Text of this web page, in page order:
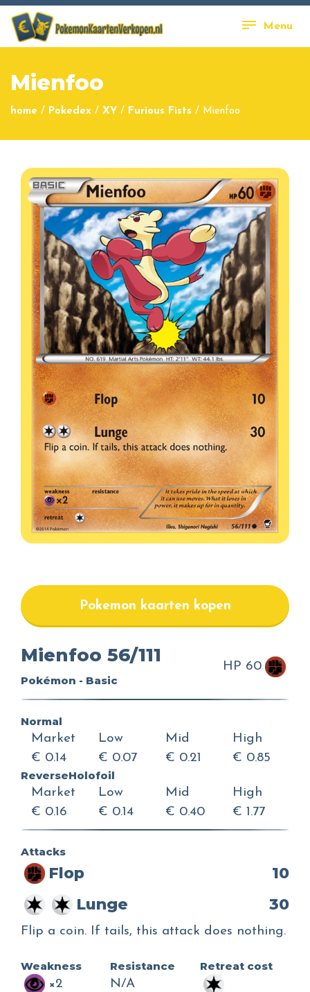
Menu
Mienfoo
home / Pokedex / XY / Furious Fists / Mienfoo
Pokemon kaarten kopen
Mienfoo 56/111
Pokémon - Basic
HP 60
Normal
Market
€ 0.14
Low
€ 0.07
Mid
€ 0.21
High
€ 0.85
ReverseHolofoil
Market
€ 0.16
Low
€ 0.14
Mid
€ 0.40
High
€ 1.77
Attacks
Flop
10
Lunge
30
Flip a coin. If tails, this attack does nothing.
Weakness
×2
Resistance
N/A
Retreat cost